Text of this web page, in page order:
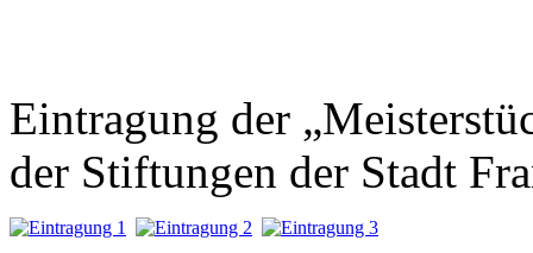
Eintragung der
der Stiftungen der Stadt